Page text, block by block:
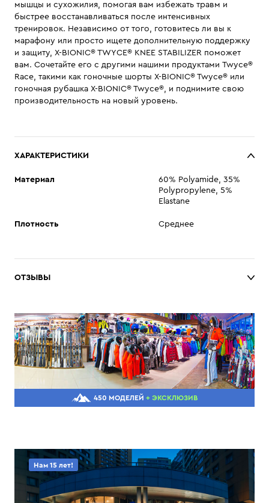
мышцы и сухожилия, помогая вам избежать травм и
быстрее восстанавливаться после интенсивных
тренировок. Независимо от того, готовитесь ли вы к
марафону или просто ищете дополнительную поддержку
и защиту, X-BIONIC® TWYCE® KNEE STABILIZER поможет
вам. Сочетайте его с другими нашими продуктами Twyce®
Race, такими как гоночные шорты X-BIONIC® Twyce® или
гоночная рубашка X-BIONIC® Twyce®, и поднимите свою
производительность на новый уровень.
ХАРАКТЕРИСТИКИ
Материал
60% Polyamide, 35%
Polypropylene, 5%
Elastane
Плотность Среднее
ОТЗЫВЫ
450 МОДЕЛЕЙ + ЭКСКЛЮЗИВ
Нам 15 лет!